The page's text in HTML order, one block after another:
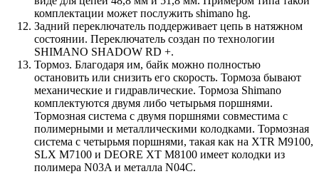
комплектации может послужить shimano hg.
Задний переключатель поддерживает цепь в натяжном
состоянии. Переключатель создан по технологии
SHIMANO SHADOW RD +.
Тормоз. Благодаря им, байк можно полностью
остановить или снизить его скорость. Тормоза бывают
механические и гидравлические. Тормоза Shimano
комплектуются двумя либо четырьмя поршнями.
Тормозная система с двумя поршнями совместима с
полимерными и металлическими колодками. Тормозная
система с четырьмя поршнями, такая как на ХТR М9100,
SLX M7100 и DEORE XT M8100 имеет колодки из
полимера N03A и металла N04C.